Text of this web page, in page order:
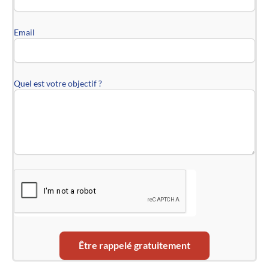
Email
Quel est votre objectif ?
Être rappelé gratuitement